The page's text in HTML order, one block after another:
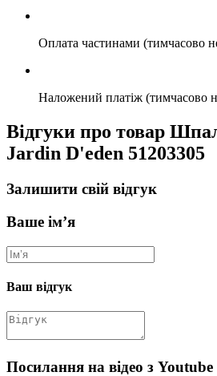
Оплата частинами (тимчасово
Наложений платіж (тимчасово
Відгуки про товар
Jardin D'eden 51203305
Залишити свій відгук
Ваше ім’я
Ваш відгук
Посилання на відео з Youtube